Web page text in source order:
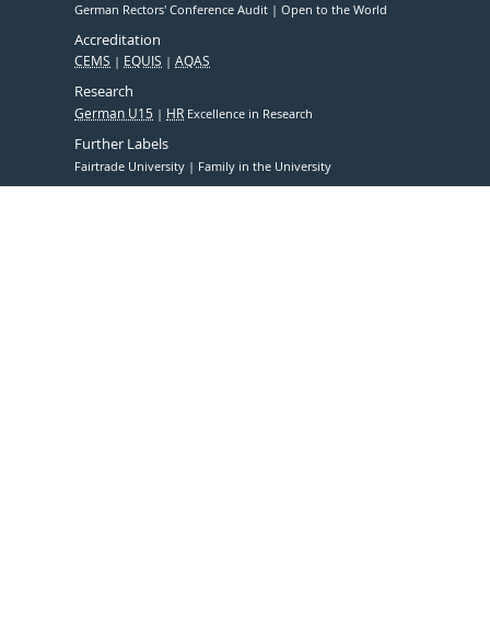
German Rectors' Conference Audit Open to the World
Accreditation
CEMS EQUIS AQAS
Research
German U15 HR Excellence in Research
Further Labels
Fairtrade University Family in the University